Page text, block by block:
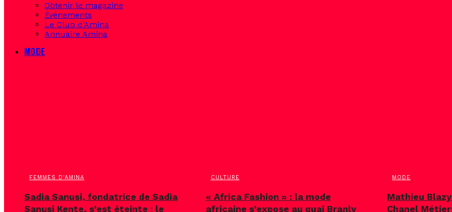
Obtenir le magazine
Événements
Le Club d’Amina
Annuaire Amina
MODE
FEMMES D'AMINA
Sadia Sanusi, fondatrice de Sadia
Sanusi Kente, s’est éteinte : le
CULTURE
« Africa Fashion » : la mode
africaine s’expose au quai Branly
MODE
Mathieu
Chanel